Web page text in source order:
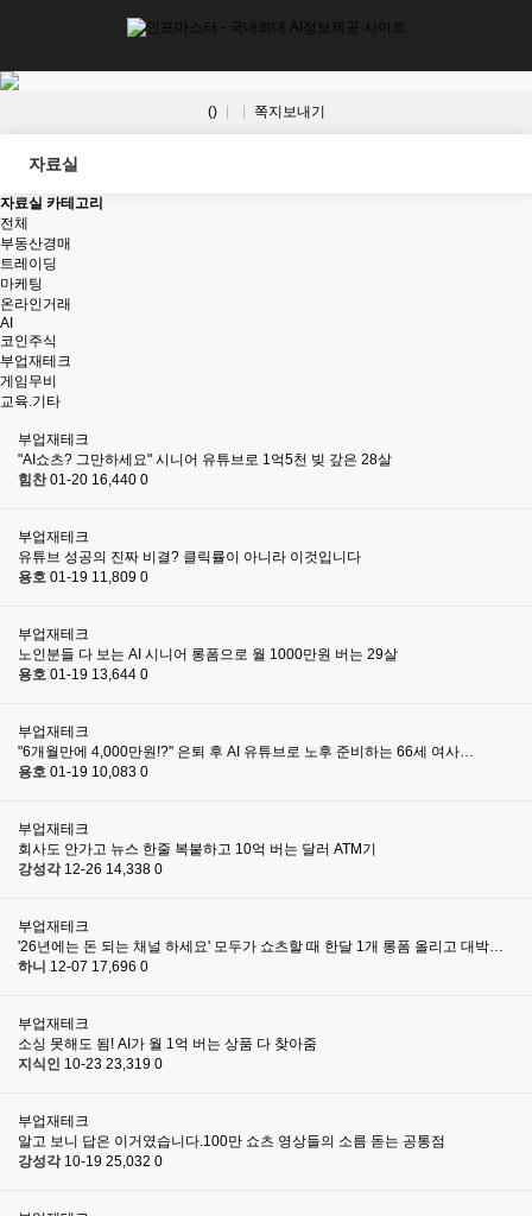
() 쪽지보내기
자료실
자료실 카테고리
전체
부동산경매
트레이딩
마케팅
온라인거래
AI
코인주식
부업재테크
게임무비
교육.기타
부업재테크
"AI쇼츠? 그만하세요" 시니어 유튜브로 1억5천 빚 갚은 28살
힘찬 01-20 16,440 0
부업재테크
유튜브 성공의 진짜 비결? 클릭률이 아니라 이것입니다
용호 01-19 11,809 0
부업재테크
노인분들 다 보는 AI 시니어 롱폼으로 월 1000만원 버는 29살
용호 01-19 13,644 0
부업재테크
"6개월만에 4,000만원!?" 은퇴 후 AI 유튜브로 노후 준비하는 66세 여사…
용호 01-19 10,083 0
부업재테크
회사도 안가고 뉴스 한줄 복붙하고 10억 버는 달러 ATM기
강성각 12-26 14,338 0
부업재테크
'26년에는 돈 되는 채널 하세요' 모두가 쇼츠할 때 한달 1개 롱폼 올리고 대박…
하니 12-07 17,696 0
부업재테크
소싱 못해도 됨! AI가 월 1억 버는 상품 다 찾아줌
지식인 10-23 23,319 0
부업재테크
알고 보니 답은 이거였습니다.100만 쇼츠 영상들의 소름 돋는 공통점
강성각 10-19 25,032 0